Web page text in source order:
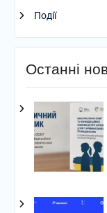
Події
Останні